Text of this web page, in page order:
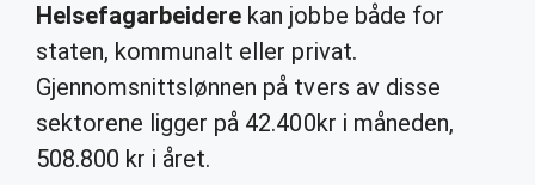
Helsefagarbeidere kan jobbe både for
staten, kommunalt eller privat.
Gjennomsnittslønnen på tvers av disse
sektorene ligger på 42.400kr i måneden,
508.800 kr i året.